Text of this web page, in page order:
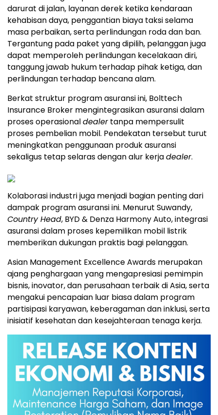
darurat di jalan, layanan derek ketika kendaraan
kehabisan daya, penggantian biaya taksi selama
masa perbaikan, serta perlindungan roda dan ban.
Tergantung pada paket yang dipilih, pelanggan juga
dapat memperoleh perlindungan kecelakaan diri,
tanggung jawab hukum terhadap pihak ketiga, dan
perlindungan terhadap bencana alam.
Berkat struktur program asuransi ini, Bolttech
Insurance Broker mengintegrasikan asuransi dalam
proses operasionaldealertanpa mempersulit
proses pembelian mobil. Pendekatan tersebut turut
meningkatkan penggunaan produk asuransi
sekaligus tetap selaras dengan alur kerjadealer.
Kolaborasi industri juga menjadi bagian penting dari
dampak program asuransi ini. Menurut Suwandy,
Country Head, BYD & Denza Harmony Auto, integrasi
asuransi dalam proses kepemilikan mobil listrik
memberikan dukungan praktis bagi pelanggan.
Asian Management Excellence Awards merupakan
ajang penghargaan yang mengapresiasi pemimpin
bisnis, inovator, dan perusahaan terbaik di Asia, serta
mengakui pencapaian luar biasa dalam program
partisipasi karyawan, keberagaman dan inklusi, serta
inisiatif kesehatan dan kesejahteraan tenaga kerja.